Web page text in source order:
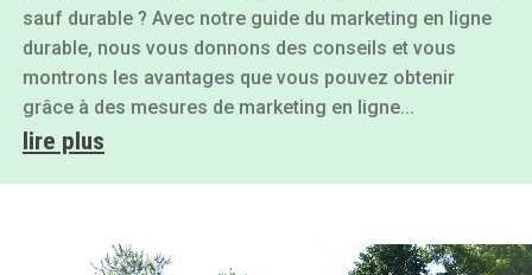
sauf durable ? Avec notre guide du marketing en ligne
durable, nous vous donnons des conseils et vous
montrons les avantages que vous pouvez obtenir
grâce à des mesures de marketing en ligne...
lire plus